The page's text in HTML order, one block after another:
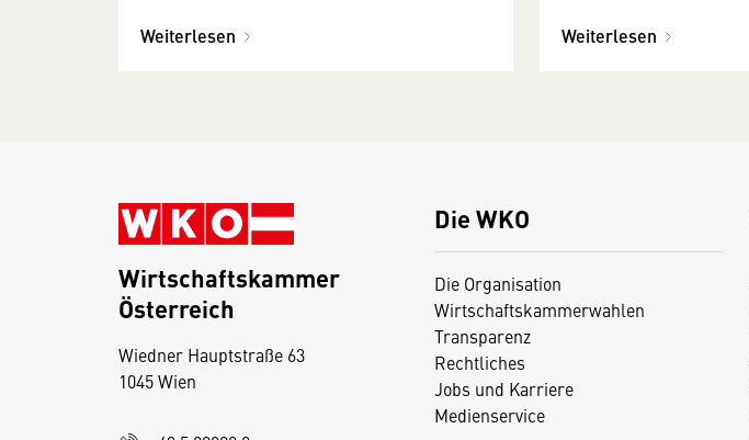
Weiterlesen Weiterlesen
Die WKO
Die Organisation
Wirtschaftskammerwahlen
Transparenz
Rechtliches
Jobs und Karriere
Medienservice
Wirtschaftskammer
Österreich
Wiedner Hauptstraße 63
1045 Wien